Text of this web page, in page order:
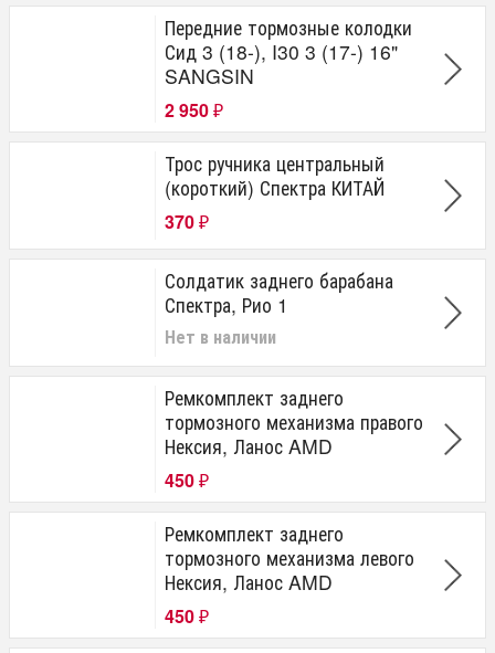
Передние тормозные колодки
Сид 3 (18-), I30 3 (17-) 16"
SANGSIN
2 950 ₽
Трос ручника центральный
(короткий) Спектра КИТАЙ
370 ₽
Солдатик заднего барабана
Спектра, Рио 1
Нет в наличии
Ремкомплект заднего
тормозного механизма правого
Нексия, Ланос AMD
450 ₽
Ремкомплект заднего
тормозного механизма левого
Нексия, Ланос AMD
450 ₽